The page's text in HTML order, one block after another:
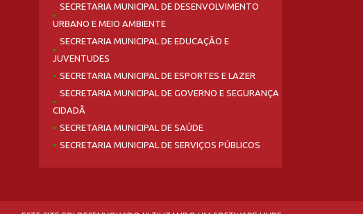
SECRETARIA MUNICIPAL DE DESENVOLVIMENTO
URBANO E MEIO AMBIENTE
SECRETARIA MUNICIPAL DE EDUCAÇÃO E
JUVENTUDES
SECRETARIA MUNICIPAL DE ESPORTES E LAZER
SECRETARIA MUNICIPAL DE GOVERNO E SEGURANÇA
CIDADÃ
SECRETARIA MUNICIPAL DE SAÚDE
SECRETARIA MUNICIPAL DE SERVIÇOS PÚBLICOS